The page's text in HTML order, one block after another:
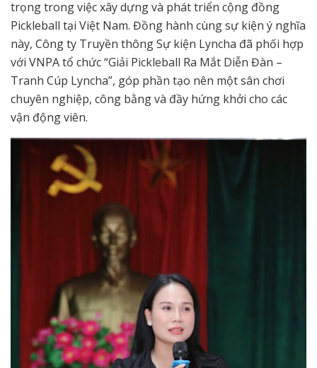
trọng trong việc xây dựng và phát triển cộng đồng
Pickleball tại Việt Nam. Đồng hành cùng sự kiện ý nghĩa
này, Công ty Truyền thông Sự kiện Lyncha đã phối hợp
với VNPA tổ chức “Giải Pickleball Ra Mắt Diễn Đàn –
Tranh Cúp Lyncha”, góp phần tạo nên một sân chơi
chuyên nghiệp, công bằng và đầy hứng khởi cho các
vận động viên.